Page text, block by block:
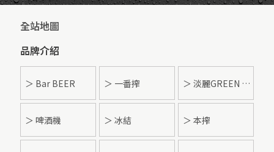
全站地圖
品牌介紹
＞ Bar BEER ＞ 一番搾 ＞ 淡麗GREEN LABEL
＞ 啤酒機 ＞ 冰結 ＞ 本搾